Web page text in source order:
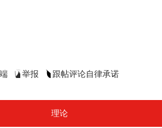
举报 跟帖评论自律承诺
理论